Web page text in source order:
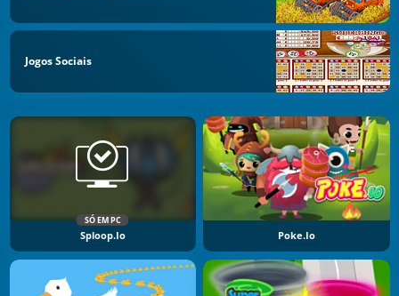
Jogos Sociais
SÓ EM PC
Sploop.io Poke.io